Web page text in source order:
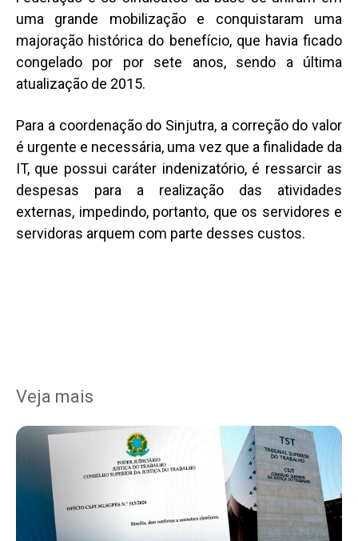
uma grande mobilização e conquistaram uma
majoração histórica do benefício, que havia ficado
congelado por por sete anos, sendo a última
atualização de 2015.
Para a coordenação do Sinjutra, a correção do valor
é urgente e necessária, uma vez que a finalidade da
IT, que possui caráter indenizatório, é ressarcir as
despesas para a realização das atividades
externas, impedindo, portanto, que os servidores e
servidoras arquem com parte desses custos.
Veja mais